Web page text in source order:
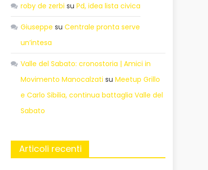
roby de zerbi suPd, idea lista civica
Giuseppe suCentrale pronta serve
un’intesa
Valle del Sabato: cronostoria | Amici in
Movimento Manocalzati suMeetup Grillo
e Carlo Sibilia, continua battaglia Valle del
Sabato
Articoli recenti